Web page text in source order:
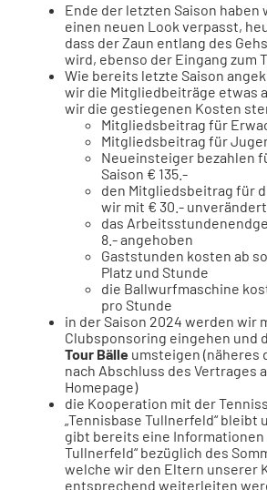
Ende der letzten Saison haben
einen neuen Look verpasst,
dass der Zaun entlang des
wird, ebenso der Eingang zum
Wie bereits letzte Saison
wir die Mitgliedbeiträge etwas
wir die gestiegenen Kosten
Mitgliedsbeitrag für
Mitgliedsbeitrag für
Neueinsteiger bezahlen
Saison € 135.-
den Mitgliedsbeitrag für
wir mit € 30.-
das
8.- angehoben
Gaststunden kosten ab
Platz und Stunde
die Ballwurfmaschine
pro Stunde
in der Saison 2024 werden wir
Clubsponsoring eingehen und
Tour Bälleumsteigen (näheres
nach Abschluss des Vertrages
Homepage)
die Kooperation mit der
„Tennisbase Tullnerfeld“ bleibt
gibt bereits eine Informationen
Tullnerfeld“ bezüglich des
welche wir den Eltern unserer
entsprechend weiterleiten